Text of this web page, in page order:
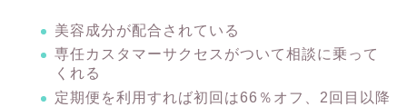
美容成分が配合されている
専任カスタマーサクセスがついて相談に乗って
くれる
定期便を利用すれば初回は66％オフ、2回目以降